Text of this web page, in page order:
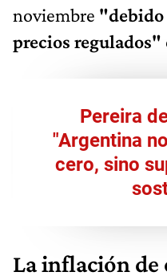
noviembre "debido
precios regulados"
Pereira
"Argentina
cero, sino
La inflación